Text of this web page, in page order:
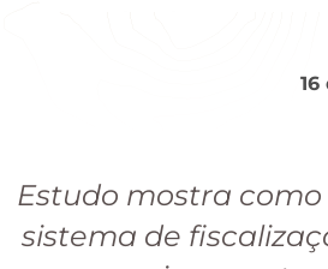
16
Estudo mostra
sistema de